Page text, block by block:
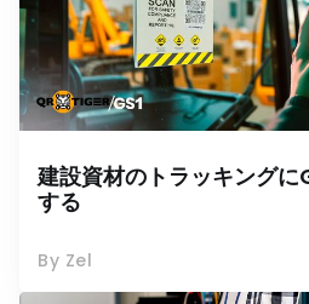
建設資材のトラッキングに
する
By Zel